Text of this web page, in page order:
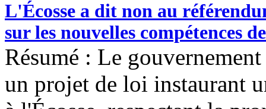
L'Écosse a dit non au
sur les nouvelles compétences
Résumé : Le
un projet de loi instaurant